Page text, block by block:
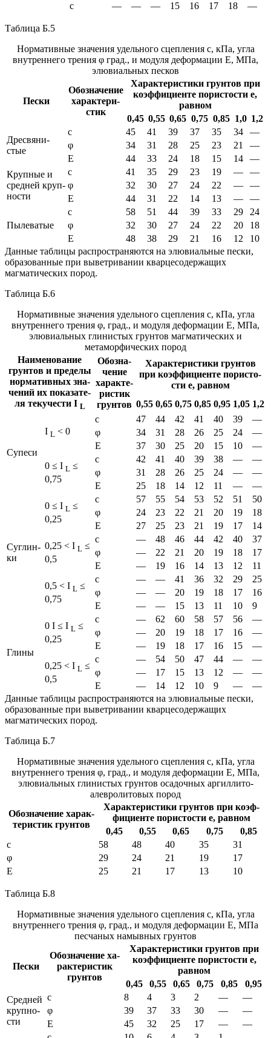
с
— — — 15 16 17 18 —
Таблица Б.5
Нормативные значения удельного сцепления с, кПа, угла
внутреннего трения φ град., и модуля деформации Е, МПа,
элювиальных песков
Пес­ки
Обо­зна­че­ние
ха­рак­те­ри­
стик
Ха­рак­те­ри­сти­ки грун­тов при
ко­эф­фи­ци­ен­те по­ри­сто­сти е,
рав­ном
0,45 0,55 0,65 0,75 0,85 1,0 1,2
Дре­свя­ни­
стые
с 45 41 39 37 35 34
—
φ
34 31 28 25 23 21
—
Е
44 33 24 18 15 14
—
Круп­ные и
сред­ней круп­
но­сти
с 41 35 29 23 19 —
—
φ
32 30 27 24 22 —
—
Е
44 31 22 14 13 — —
Пы­ле­ва­тые
с 58 51 44 39 33 29
24
φ
32 30 27 24 22 20
18
Е
48 38 29 21 16 12
10
Данные таблицы распространяются на элювиальные пески,
образованные при выветривании кварцесодержащих
магматических пород.
Таблица Б.6
Нормативные значения удельного сцепления с, кПа, угла
внутреннего трения φ, град., и модуля деформации Е, МПа,
элювиальных глинистых грунтов магматических и
метаморфических пород
На­име­но­ва­ние
грун­тов и пре­де­лы
нор­ма­тив­ных зна­
че­ний их по­ка­за­те­
ля те­ку­че­сти I L
Обо­зна­
че­ние
ха­рак­те­
ри­стик
грун­тов
Ха­рак­те­ри­сти­ки грун­тов
при ко­эф­фи­ци­ен­те по­ри­сто­
сти е, рав­ном
0,55 0,65 0,75 0,85 0,95 1,05 1,2
Су­песи
I L < 0
с 47 44 42 41 40 39
—
φ
34 31 28 26 25 24
—
Е
37 30 25 20 15 10
—
0 ≤ I L ≤
0,75
с 42 41 40 39 38 —
—
φ
31 28 26 25 24 —
—
Е
25 18 14 12 11 — —
Су­глин­
ки
0 ≤ I L ≤
0,25
с 57 55 54 53 52 51
50
φ
24 23 22 21 20 19
18
Е
27 25 23 21 19 17
14
0,25 < I L ≤
0,5
с — 48 46 44 42 40
37
φ
— 22 21 20 19 18
17
Е
— 19 16 14 13 12
11
0,5 < I L ≤
0,75
с — — 41 36 32 29
25
φ
— — 20 19 18 17
16
Е
— — 15 13 11 10 9
Гли­ны
0 I ≤ I L ≤
0,25
с — 62 60 58 57 56
—
φ
— 20 19 18 17 16
—
Е
— 19 18 17 16 15
—
0,25 < I L ≤
0,5
с — 54 50 47 44 —
—
φ
— 17 15 13 12 —
—
Е
— 14 12 10 9 —
—
Данные таблицы распространяются на элювиальные пески,
образованные при выветривании кварцесодержащих
магматических пород.
Таблица Б.7
Нормативные значения удельного сцепления с, кПа, угла
внутреннего трения φ, град., и модуля деформации Е, МПа,
элювиальных глинистых грунтов осадочных аргиллито-
алевролитовых пород
Обо­зна­че­ние ха­рак­
те­ри­стик грун­тов
Ха­рак­те­ри­сти­ки грун­тов при ко­эф­
фи­ци­ен­те по­ри­сто­сти е, рав­ном
0,45
0,55 0,65 0,75
0,85
с
58 48 40 35
31
φ
29 24 21 19
17
Е
25 21 17 13 10
Таблица Б.8
Нормативные значения удельного сцепления с, кПа, угла
внутреннего трения φ, град., и модуля деформации E, МПа
песчаных намывных грунтов
Пес­ки
Обо­зна­че­ние ха­
рак­те­ри­стик
грун­тов
Ха­рак­те­ри­сти­ки грун­тов при
ко­эф­фи­ци­ен­те по­ри­сто­сти е,
рав­ном
0,45
0,55 0,65 0,75 0,85
0,95
Сред­ней
круп­но­
сти
с 8 4 3 2 —
—
φ
39 37 33 30 —
—
Е
45 32 25 17 —
—